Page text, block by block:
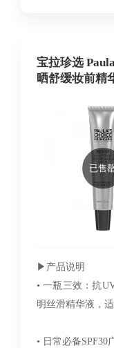
宝拉珍选
晒舒缓妆前精
已售
▶︎产品说明
• 一瓶三效：抗
明丝滑精华液，
• 日常必备